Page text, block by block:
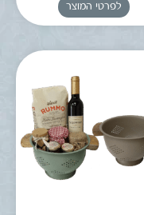
לפרטי המוצר